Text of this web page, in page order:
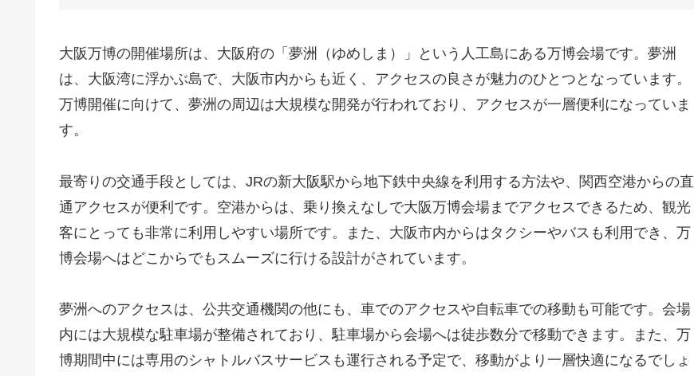
大阪万博の開催場所は、大阪府の「夢洲（ゆめしま）」という人工島にある万博会場です。夢洲
は、大阪湾に浮かぶ島で、大阪市内からも近く、アクセスの良さが魅力のひとつとなっています。
万博開催に向けて、夢洲の周辺は大規模な開発が行われており、アクセスが一層便利になっていま
す。
最寄りの交通手段としては、JRの新大阪駅から地下鉄中央線を利用する方法や、関西空港からの直
通アクセスが便利です。空港からは、乗り換えなしで大阪万博会場までアクセスできるため、観光
客にとっても非常に利用しやすい場所です。また、大阪市内からはタクシーやバスも利用でき、万
博会場へはどこからでもスムーズに行ける設計がされています。
夢洲へのアクセスは、公共交通機関の他にも、車でのアクセスや自転車での移動も可能です。会場
内には大規模な駐車場が整備されており、駐車場から会場へは徒歩数分で移動できます。また、万
博期間中には専用のシャトルバスサービスも運行される予定で、移動がより一層快適になるでしょ